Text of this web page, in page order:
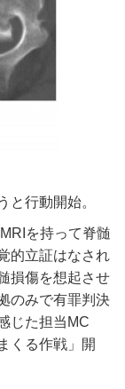
と行動開始。
を持って脊髄
的立証はなされ
損傷を想起させ
のみで有罪判決
じた担当MC
くる作戦」開